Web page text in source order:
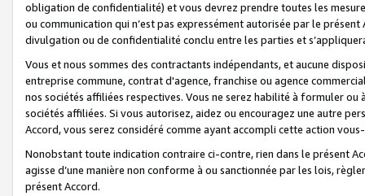
obligation de confidentialité) et vous devrez prendre toutes les
ou communication qui n’est pas expressément autorisée par le
divulgation ou de confidentialité conclu entre les parties et
Vous et nous sommes des contractants indépendants, et aucune
entreprise commune, contrat d'agence, franchise ou agence
nos sociétés affiliées respectives. Vous ne serez habilité à formuler
sociétés affiliées. Si vous autorisez, aidez ou encouragez une autre
Accord, vous serez considéré comme ayant accompli cette action
Nonobstant toute indication contraire ci-contre, rien dans le présent
agisse d’une manière non conforme à ou sanctionnée par les lois,
présent Accord.